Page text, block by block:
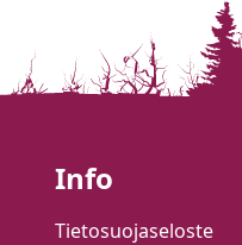
Info
Tietosuojaseloste